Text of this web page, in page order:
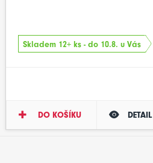
Skladem 12+ ks - do 10.8. u Vás
DO KOŠÍKU DETAIL